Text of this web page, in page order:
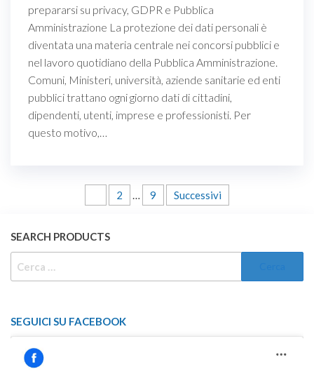
prepararsi su privacy, GDPR e Pubblica
Amministrazione La protezione dei dati personali è
diventata una materia centrale nei concorsi pubblici e
nel lavoro quotidiano della Pubblica Amministrazione.
Comuni, Ministeri, università, aziende sanitarie ed enti
pubblici trattano ogni giorno dati di cittadini,
dipendenti, utenti, imprese e professionisti. Per
questo motivo,…
Paginazione
articoli
2 … 9 Successivi
SEARCH PRODUCTS
SEGUICI SU FACEBOOK